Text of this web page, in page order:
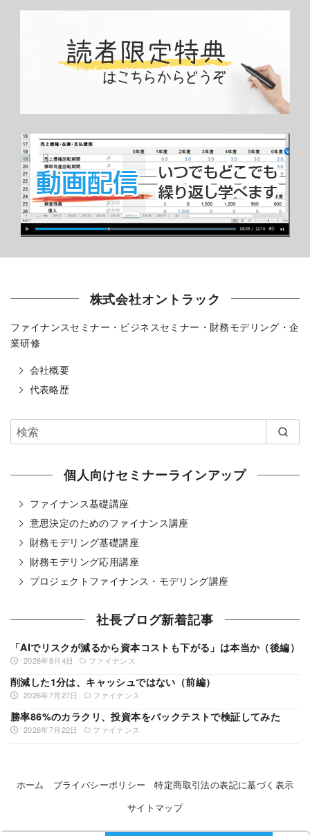
株式会社オントラック
ファイナンスセミナー・ビジネスセミナー・財務モデリング・企
業研修
会社概要
代表略歴
個人向けセミナーラインアップ
ファイナンス基礎講座
意思決定のためのファイナンス講座
財務モデリング基礎講座
財務モデリング応用講座
プロジェクトファイナンス・モデリング講座
社長ブログ新着記事
2026年8月4日 ファイナンス
「AIでリスクが減るから資本コストも下がる」は本当か（後編）
2026年7月27日 ファイナンス
削減した1分は、キャッシュではない（前編）
2026年7月22日 ファイナンス
勝率86%のカラクリ、投資本をバックテストで検証してみた
ホーム プライバシーポリシー
特定商取引法の表記に基づく表示
サイトマップ